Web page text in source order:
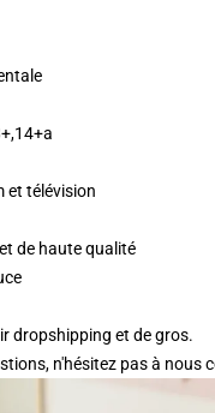
et télévision
de haute qualité
dropshipping et de gros.
n'hésitez pas à nous